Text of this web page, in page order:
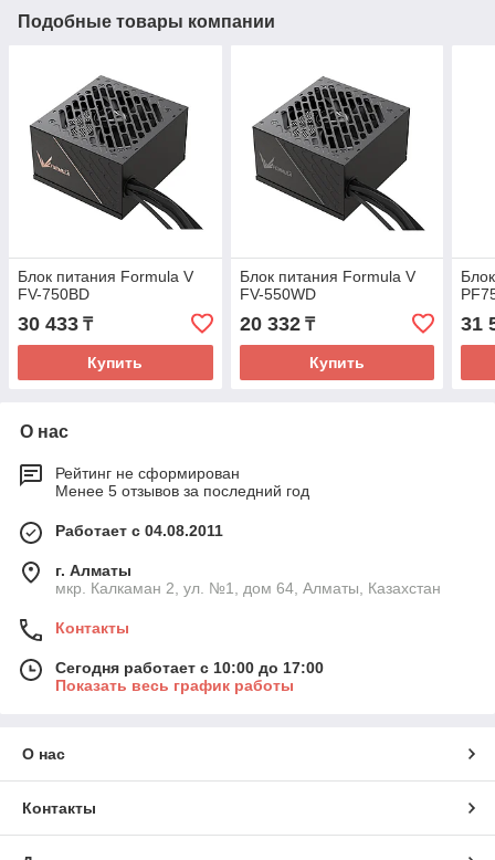
Подобные товары компании
Блок питания Formula V
FV-750BD
30 433 ₸
Купить
Блок питания Formula V
FV-550WD
20 332₸
Купить
31
О нас
Рейтинг не сформирован
Менее 5 отзывов за последний год
Работает с 04.08.2011
г. Алматы
мкр. Калкаман 2, ул. №1, дом 64, Алматы, Казахстан
Контакты
Сегодня работает с 10:00 до 17:00
Показать весь график работы
О нас
Контакты